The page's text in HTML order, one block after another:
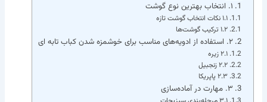
۱. انتخاب بهترین نوع گوشت
۱.۱ نکات انتخاب گوشت تازه
۱.۲ ترکیب گوشت‌ها
۲. استفاده از ادویه‌های مناسب برای خوشمزه شدن کباب تابه ای
۲.۱ زیره
۲.۲ زنجبیل
۲.۳ پاپریکا
۳. مهارت در آماده‌سازی